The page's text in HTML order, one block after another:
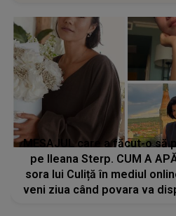
MESAJUL care a făcut-o să
pe Ileana Sterp. CUM A
sora lui Culiță în mediul
veni ziua când povara va